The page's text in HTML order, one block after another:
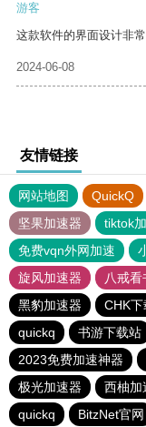
游客
这款软件的界面设计非
2024-06-08
友情链接
网站地图 QuickQ
坚果加速器
tiktok
免费vqn外网加速
旋风加速器
八戒看
黑豹加速器
CHK
quickq
书游下载站
2023免费加速神器
极光加速器
西柚加
quickq
BitzNet官网